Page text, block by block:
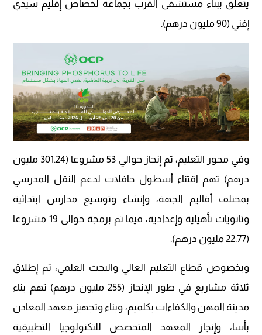
يتعلق ببناء مستشفى القرب بجماعة لخصاص إقليم سيدي
إفني (90 مليون درهم).
وفي محور التعليم، تم إنجاز حوالي 53 مشروعا (301.24 مليون
درهم) تهم اقتناء أسطول حافلات لدعم النقل المدرسي
بمختلف أقاليم الجهة، وإنشاء وتوسيع مدارس ابتدائية
وثانويات تأهيلية وإعدادية، فيما تم برمجة حوالي 19 مشروعا
(22.77 مليون درهم).
وبخصوص قطاع التعليم العالي والبحث العلمي، تم إطلاق
ثلاثة مشاريع في طور الإنجاز (255 مليون درهم) تهم بناء
مدينة المهن والكفاءات بكلميم، وبناء وتجهيز معهد المعادن
بأسا، وإنجاز المعهد المتخصص للتكنولوجيا التطبيقية